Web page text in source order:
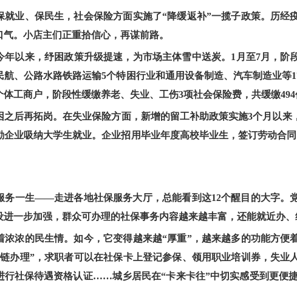
就业、保民生，社会保险方面实施了“降缓返补”一揽子政策。历
。小店主们正重拾信心，再谋前路。
以来，纾困政策升级提速，为市场主体雪中送炭。1月至7月，阶
、公路水路铁路运输5个特困行业和通用设备制造、汽车制造业
工商户，阶段性缓缴养老、失业、工伤3项社会保险费，共缓缴494
之后再拓岗。在失业保险方面，新增的留工补助政策实施3个月以
业吸纳大学生就业。企业招用毕业年度高校毕业生，签订劳动合
务一生——走进各地社保服务大厅，总能看到这12个醒目的大字。
一步加强，群众可办理的社保事务内容越来越丰富，还能就近办、
浓浓的民生情。如今，它变得越来越“厚重”，越来越多的功能方
办理”，求职者可以在社保卡上登记参保、领用职业培训券，失
行社保待遇资格认证……城乡居民在“卡来卡往”中切实感受到更便